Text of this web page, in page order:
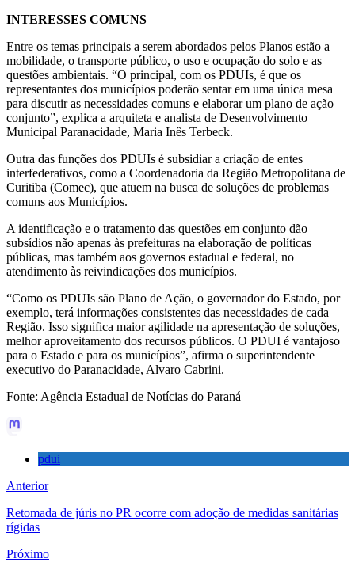
INTERESSES COMUNS
Entre os temas principais a serem abordados pelos Planos estão a
mobilidade, o transporte público, o uso e ocupação do solo e as
questões ambientais. “O principal, com os PDUIs, é que os
representantes dos municípios poderão sentar em uma única mesa
para discutir as necessidades comuns e elaborar um plano de ação
conjunto”, explica a arquiteta e analista de Desenvolvimento
Municipal Paranacidade, Maria Inês Terbeck.
Outra das funções dos PDUIs é subsidiar a criação de entes
interfederativos, como a Coordenadoria da Região Metropolitana de
Curitiba (Comec), que atuem na busca de soluções de problemas
comuns aos Municípios.
A identificação e o tratamento das questões em conjunto dão
subsídios não apenas às prefeituras na elaboração de políticas
públicas, mas também aos governos estadual e federal, no
atendimento às reivindicações dos municípios.
“Como os PDUIs são Plano de Ação, o governador do Estado, por
exemplo, terá informações consistentes das necessidades de cada
Região. Isso significa maior agilidade na apresentação de soluções,
melhor aproveitamento dos recursos públicos. O PDUI é vantajoso
para o Estado e para os municípios”, afirma o superintendente
executivo do Paranacidade, Alvaro Cabrini.
Fonte: Agência Estadual de Notícias do Paraná
pdui
Anterior
Retomada de júris no PR ocorre com adoção de medidas sanitárias
rígidas
Próximo